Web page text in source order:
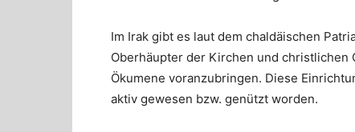
Im Irak gibt es laut dem chaldäischen
Oberhäupter der Kirchen und christlichen
Ökumene voranzubringen. Diese
aktiv gewesen bzw. genützt worden.